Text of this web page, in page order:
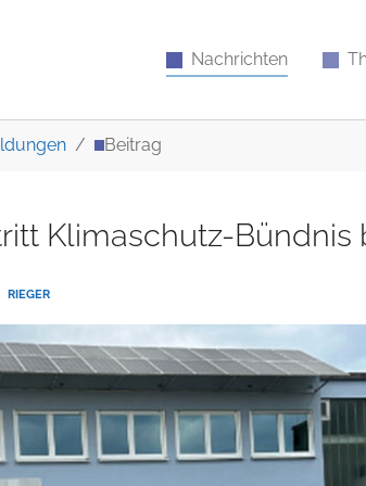
Nachrichten
Beitrag
Klimaschutz-Bündnis
RIEGER